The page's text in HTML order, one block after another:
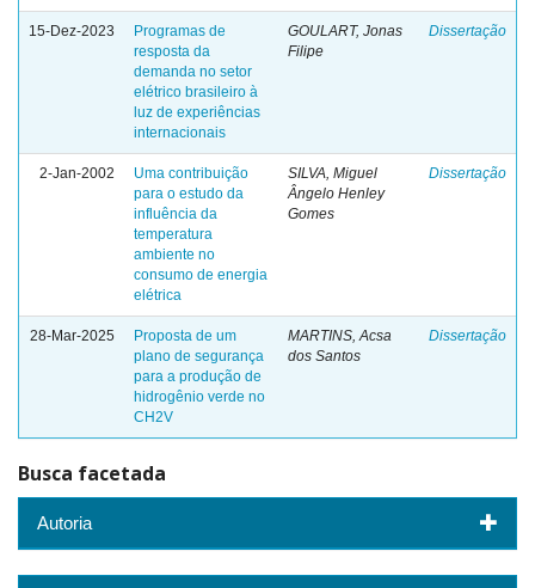
15-Dez-2023
Programas de
resposta da
demanda no setor
elétrico brasileiro à
luz de experiências
internacionais
GOULART, Jonas
Filipe
Dissertação
2-Jan-2002
Uma contribuição
para o estudo da
influência da
temperatura
ambiente no
consumo de energia
elétrica
SILVA, Miguel
Ângelo Henley
Gomes
Dissertação
28-Mar-2025
Proposta de um
plano de segurança
para a produção de
hidrogênio verde no
CH2V
MARTINS, Acsa
dos Santos
Dissertação
Busca facetada
Autoria